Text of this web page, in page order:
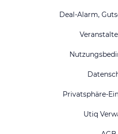
Deal-Alarm,
Privatsphäre-
Utiq